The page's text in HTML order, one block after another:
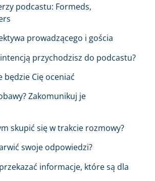
podcastu: Formeds,
prowadzącego i gościa
intencją przychodzisz do podcastu?
będzie Cię oceniać
Zakomunikuj je
skupić się w trakcie rozmowy?
swoje odpowiedzi?
informacje, które są dla